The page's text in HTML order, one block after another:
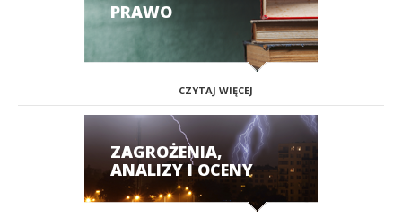
PRAWO
CZYTAJ WIĘCEJ
ZAGROŻENIA,
ANALIZY I OCENY